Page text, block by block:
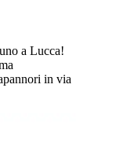
a Lucca!
in via